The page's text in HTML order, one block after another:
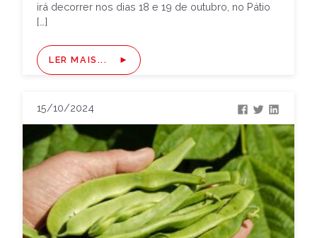
irá decorrer nos dias 18 e 19 de outubro, no Pátio
[…]
LER MAIS...
15/10/2024